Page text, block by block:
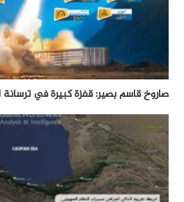
صاروخ قاسم بصير: قفزة كبيرة في ترسانة